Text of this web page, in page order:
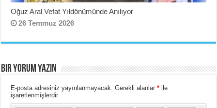
Oğuz Aral Vefat Yıldönümünde Anılıyor
26 Temmuz 2026
BIR YORUM YAZIN
E-posta adresiniz yayınlanmayacak. Gerekli alanlar* ile
işaretlenmişlerdir